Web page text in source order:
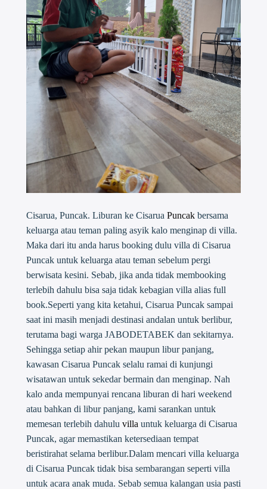
Cisarua, Puncak. Liburan ke Cisarua Puncakbersama
keluarga atau teman paling asyik kalo menginap di villa.
Maka dari itu anda harus booking dulu villa di Cisarua
Puncak untuk keluarga atau teman sebelum pergi
berwisata kesini. Sebab, jika anda tidak membooking
terlebih dahulu bisa saja tidak kebagian villa alias full
book.Seperti yang kita ketahui, Cisarua Puncak sampai
saat ini masih menjadi destinasi andalan untuk berlibur,
terutama bagi warga JABODETABEK dan sekitarnya.
Sehingga setiap ahir pekan maupun libur panjang,
kawasan Cisarua Puncak selalu ramai di kunjungi
wisatawan untuk sekedar bermain dan menginap. Nah
kalo anda mempunyai rencana liburan di hari weekend
atau bahkan di libur panjang, kami sarankan untuk
memesan terlebih dahulu villa untuk keluarga di Cisarua
Puncak, agar memastikan ketersediaan tempat
beristirahat selama berlibur.Dalam mencari villa keluarga
di Cisarua Puncak tidak bisa sembarangan seperti villa
untuk acara anak muda. Sebab semua kalangan usia pasti